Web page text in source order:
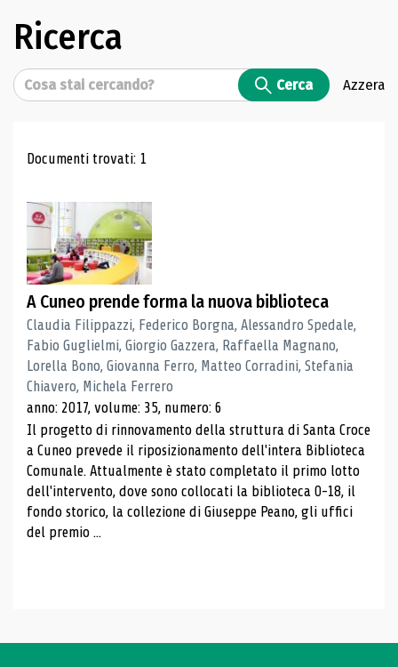
Ricerca
Cerca Cerca Azzera
Risultati di ricerca
Documenti trovati: 1
A Cuneo prende forma la nuova biblioteca
Claudia Filippazzi, Federico Borgna, Alessandro Spedale,
Fabio Guglielmi, Giorgio Gazzera, Raffaella Magnano,
Lorella Bono, Giovanna Ferro, Matteo Corradini, Stefania
Chiavero, Michela Ferrero
anno: 2017, volume: 35, numero: 6
Il progetto di rinnovamento della struttura di Santa Croce
a Cuneo prevede il riposizionamento dell'intera Biblioteca
Comunale. Attualmente è stato completato il primo lotto
dell'intervento, dove sono collocati la biblioteca 0-18, il
fondo storico, la collezione di Giuseppe Peano, gli uffici
del premio ...